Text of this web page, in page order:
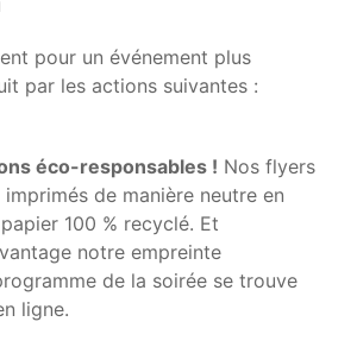
pour un événement plus
par les actions suivantes :
éco-responsables ! Nos flyers
de manière neutre en
100 % recyclé. Et
notre empreinte
de la soirée se trouve
ligne.